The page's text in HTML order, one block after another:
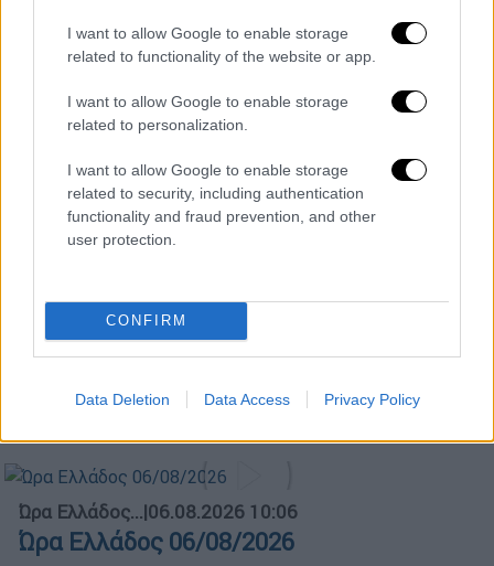
I want to allow Google to enable storage
related to functionality of the website or app.
I want to allow Google to enable storage
related to personalization.
I want to allow Google to enable storage
related to security, including authentication
functionality and fraud prevention, and other
user protection.
CONFIRM
Data Deletion Data Access Privacy Policy
Κεντρικό...|06.08.2026 20:05
Κεντρικό δελτίο ειδήσεων 06/08/2026
ΑΠΟΣΠΑΣΜΑΤΑ...|06.08.2026 18:49
Φωτιά στη Σκύρο: Τεράστιες φλόγες και
ολονύχτια μάχη
μαχητικά F-16 και drones
Ώρα Ελλάδος...|06.08.2026 10:06
Ώρα Ελλάδος 06/08/2026